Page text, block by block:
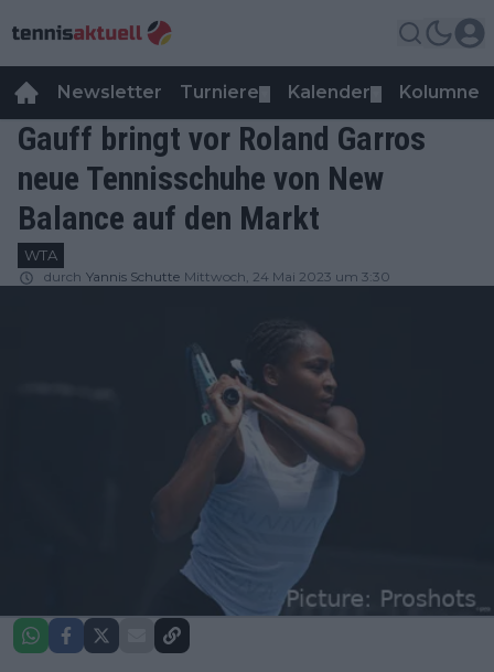
Newsletter Turniere Kalender Kolumnen
Gauff bringt vor Roland Garros
neue Tennisschuhe von New
Balance auf den Markt
WTA
durch Yannis Schutte Mittwoch, 24 Mai 2023 um 3:30